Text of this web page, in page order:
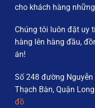
cho khách hàng
Chúng tôi luôn đặt uy
hàng lên hàng đầu,
án!
Số 248 đường
Thạch Bàn, Quận
đồ